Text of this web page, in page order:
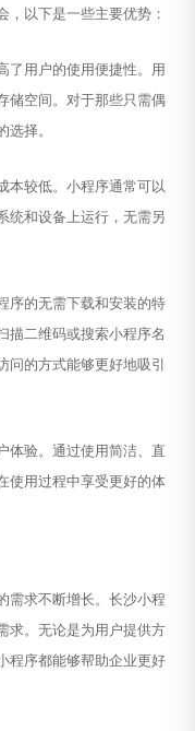
，以下是一些主要优势：
了用户的使用便捷性。用
储空间。对于那些只需偶
择。
本较低。小程序通常可以
统和设备上运行，无需另
序的无需下载和安装的特
描二维码或搜索小程序名
的方式能够更好地吸引
体验。通过使用简洁、直
使用过程中享受更好的体
需求不断增长。长沙小程
求。无论是为用户提供方
程序都能够帮助企业更好